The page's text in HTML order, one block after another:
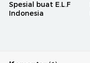
Spesial buat E.L.F
Indonesia